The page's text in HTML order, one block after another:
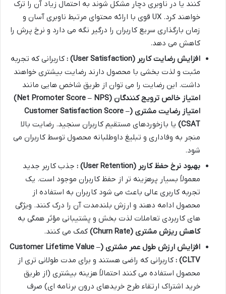
کنند یا در ناوبری دچار مشکل شوند به احتمال زیاد آن را ترک
خواهند کرد. UX قوی با ارائه محتوای مرتبط ناوبری آسان و
زمان بارگذاری سریع کاربران را درگیر نگه می دارد و نرخ پرش را
کاهش می دهد.
افزایش رضایت کاربر (User Satisfaction)
: کاربرانی که تجربه
مثبت و لذت بخشی با محصول دارند رضایت بیشتری خواهند
داشت. این رضایت را می توان از طریق شاخص هایی مانند
امتیاز خالص ترویج کنندگان (Net Promoter Score – NPS)
امتیاز رضایت مشتری (Customer Satisfaction Score –
CSAT) یا بازخوردهای مستقیم کاربران سنجید. رضایت بالا
منجر به وفاداری و تبلیغ داوطلبانه محصول توسط کاربران می
شود.
بهبود نرخ حفظ کاربر (User Retention)
: جذب کاربر جدید
معمولاً بسیار پرهزینه تر از حفظ کاربران موجود است. یک
تجربه کاربری عالی باعث می شود کاربران به استفاده از
محصول ادامه دهند و ارزش بلندمدت آن را درک کنند. ویژگی
های کاربردی تعاملات لذت بخش و پشتیبانی مؤثر همگی به
کاهش ریزش مشتری (Churn Rate)
کمک می کنند.
افزایش ارزش طول عمر مشتری (Customer Lifetime Value –
CLTV)
: کاربرانی که راضی هستند و برای مدت طولانی تری از
محصول استفاده می کنند احتمالاً هزینه بیشتری (از طریق
خرید اشتراک ارتقاء طرح خریدهای درون برنامه ای) صرف